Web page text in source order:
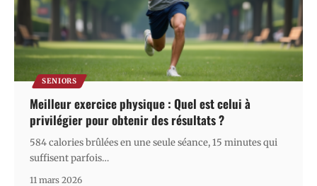
SENIORS
Meilleur exercice physique : Quel est celui à
privilégier pour obtenir des résultats ?
584 calories brûlées en une seule séance, 15 minutes qui
suffisent parfois…
11 mars 2026